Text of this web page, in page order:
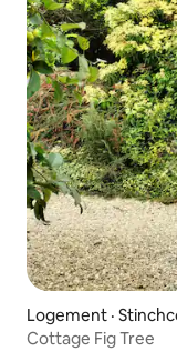
Logement ·
Cottage Fig Tree